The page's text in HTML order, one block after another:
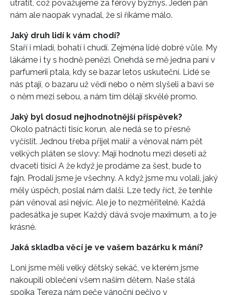
utratit, což považujeme za férový byznys. Jeden pán
nám ale naopak vynadal, že si říkáme málo.
Jaký druh lidí k vám chodí?
Staří i mladí, bohatí i chudí. Zejména lidé dobré vůle. My
lákáme i ty s hodně penězi. Onehdá se mě jedna paní v
parfumerii ptala, kdy se bazar letos uskuteční. Lidé se
nás ptají, o bazaru už vědí nebo o něm slyšeli a baví se
o něm mezi sebou, a nám tím dělají skvělé promo.
Jaký byl dosud nejhodnotnější příspěvek?
Okolo patnácti tisíc korun, ale nedá se to přesně
vyčíslit. Jednou třeba přijel malíř a věnoval nám pět
velkých pláten se slovy: Mají hodnotu mezi deseti až
dvaceti tisíci A že když je prodáme za šest, bude to
fajn. Prodali jsme je všechny. A když jsme mu volali, jaký
měly úspěch, poslal nám další. Lze tedy říct, že tenhle
pán věnoval asi nejvíc. Ale je to nezměřitelné. Každá
padesátka je super. Každý dává svoje maximum, a to je
krásné.
Jaká skladba věcí je ve vašem bazárku k mání?
Loni jsme měli velký dětský sekáč, ve kterém jsme
nakoupili oblečení všem našim dětem. Naše stálá
spojka Tereza nám peče vánoční pečivo v